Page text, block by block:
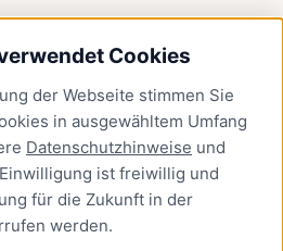
Cookies
der Webseite stimmen Sie
in ausgewähltem Umfang
Datenschutzhinweise und
ist freiwillig und
für die Zukunft in der
werden.